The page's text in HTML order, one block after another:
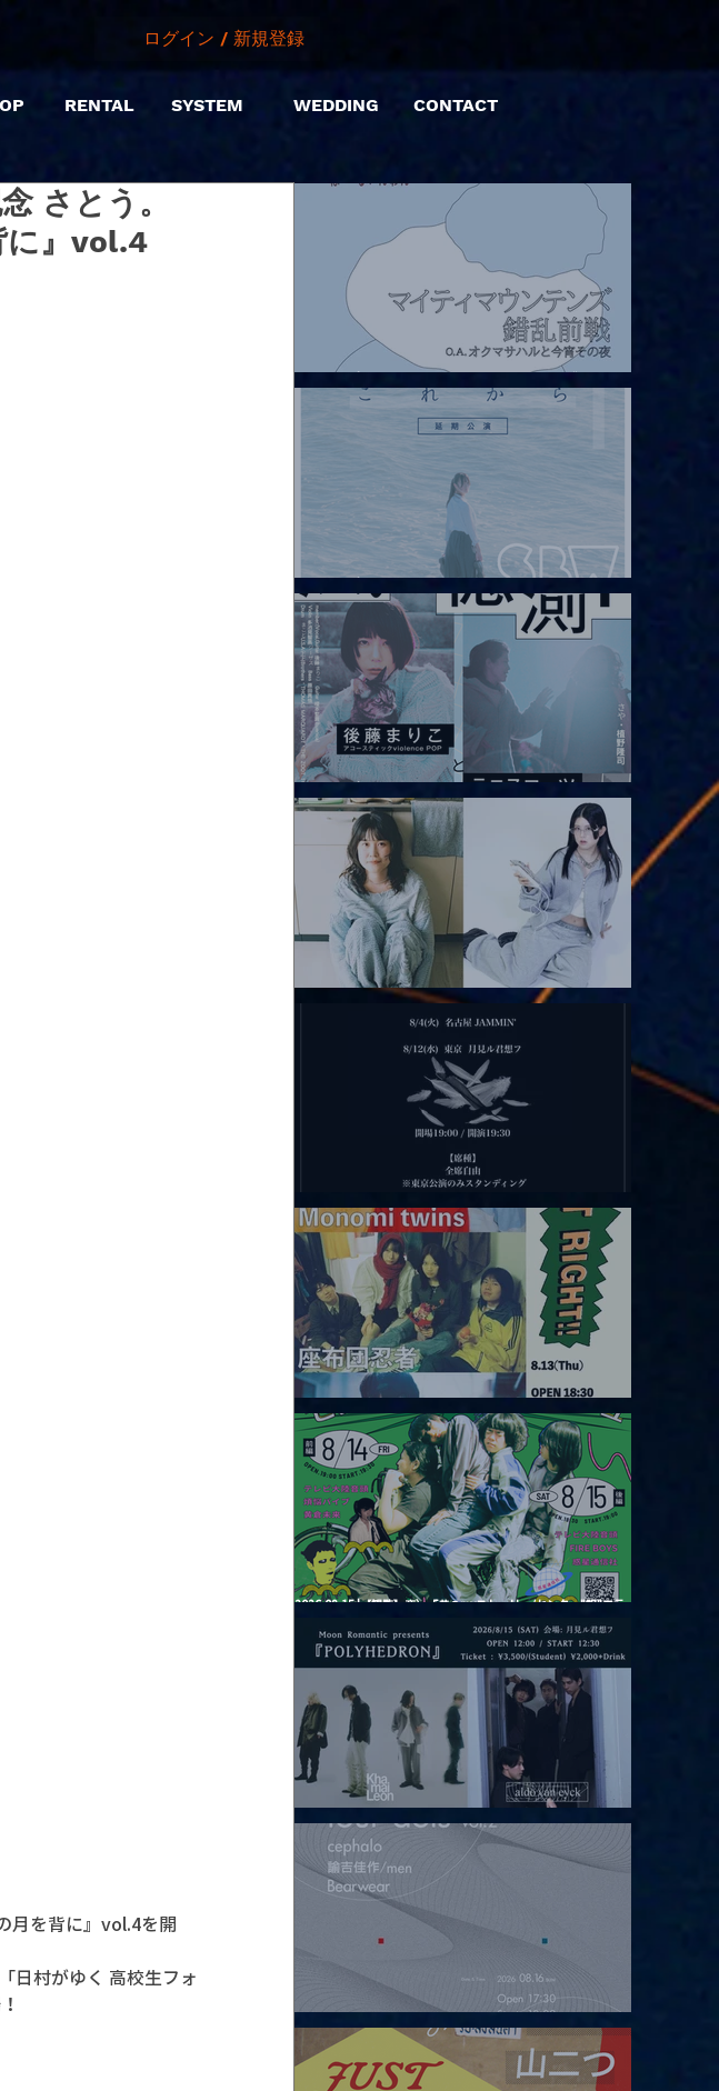
ログイン / 新規登録
RENTAL SYSTEM WEDDING CONTACT
さとう。
に』vol.4
月を背に』vol.4を開
「日村がゆく 高校生フォ
2026.08.07 |【観覧】マイティマウンテンズpresents. “HALL-IN-
2026.08.08 |【観覧】Oaiko pre.「これから」延期公演 Blurred
City Lights × 17歳とベルリンの壁
2026.08.10 |【観覧】「巷のmyストーリー/風の憶測1～後藤まりこ
アコースティックviolence POPとテニスコーツ」
2026.08.12 |【観覧】田澤孝介 ソロワンマン 「Ballad Box 2026」
2026.08.13 |【観覧】JUST RIGHT!! vol.26
2026.08.15 |【観覧】夜）『巷のmyストーリー/センター"訳"フラ
2026.08.15 |【観覧】昼）月見ルpre.『POLYHEDRON』
2026.08.16 |【観覧】夜）four dots vol.2